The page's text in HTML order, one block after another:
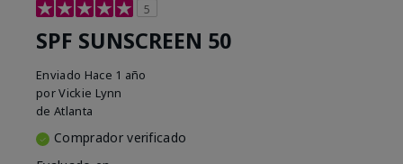
5
SPF SUNSCREEN 50
Enviado Hace 1 año
porVickie Lynn
de Atlanta
Comprador verificado